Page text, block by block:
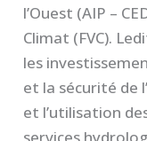
l’Ouest (AIP –
Climat (FVC).
les
et la sécurité de
et l’utilisation